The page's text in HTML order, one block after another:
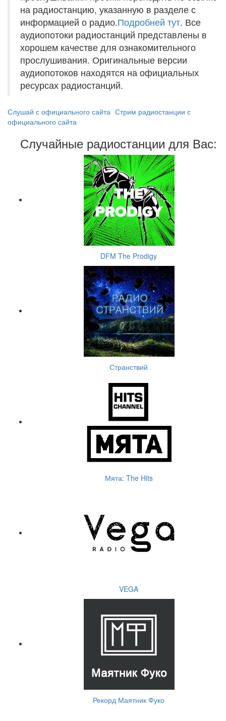
на радиостанцию, указанную в разделе с
информацией о радио.Подробней тут. Все
аудиопотоки радиостанций представлены в
хорошем качестве для ознакомительного
прослушивания. Оригинальные версии
аудиопотоков находятся на официальных
ресурсах радиостанций.
Слушай с официального сайта Стрим радиостанции с
официального сайта
Случайные радиостанции для Вас:
DFM The Prodigy
Странствий
Мята: The Hits
VEGA
Рекорд Маятник Фуко